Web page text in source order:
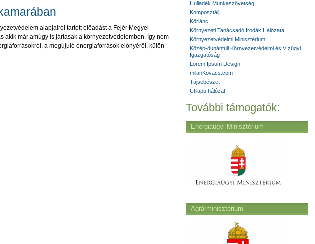
alapjairól tartott előadást a Fejér Megyei
akik már amúgy is jártasak a környezetvédelemben. Így nem
a megújuló energiaforrások előnyéről, külön
Hulladék Munkaszövetség
Komposztálj
Körlánc
Környezeti Tanácsadó Irodák Hálózata
Környezetvédelmi Minisztérium
Közép-dunántúli Környezetvédelmi és Vízügyi
Igazgatóság
Lorem Ipsum Design
milanKovacs.com
Tájsebészet
Útilapu hálózat
További támogatók:
Energiaügyi Minisztérium
Agrárminisztérium